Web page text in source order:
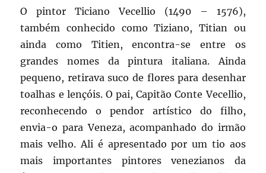
O pintor Ticiano Vecellio (1490 – 1576),
também conhecido como Tiziano, Titian ou
ainda como Titien, encontra-se entre os
grandes nomes da pintura italiana. Ainda
pequeno, retirava suco de flores para desenhar
toalhas e lençóis. O pai, Capitão Conte Vecellio,
reconhecendo o pendor artístico do filho,
envia-o para Veneza, acompanhado do irmão
mais velho. Ali é apresentado por um tio aos
mais importantes pintores venezianos da